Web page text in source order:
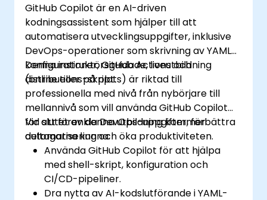
GitHub Copilot är en AI-driven
kodningsassistent som hjälper till att
automatisera utvecklingsuppgifter, inklusive
DevOps-operationer som skrivning av YAML-
konfigurationer, GitHub Actions och
distributions-skript.
Denna instruktörsguidade, liveutbildning
(online eller på plats) är riktad till
professionella med nivå från nybörjare till
mellannivå som vill använda GitHub Copilot
för att förenkla DevOps-uppgifter, förbättra
automatisering och öka produktiviteten.
Vid slutet av denna utbildning kommer
deltagarna kunna:
Använda GitHub Copilot för att hjälpa
med shell-skript, konfiguration och
CI/CD-pipeliner.
Dra nytta av AI-kodslutförande i YAML-